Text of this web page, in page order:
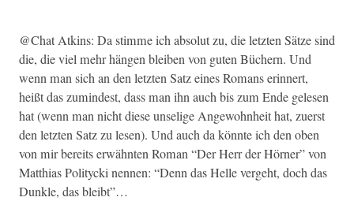
@Chat Atkins: Da stimme ich abso­lut zu, die let­zten Sätze sind
die, die viel mehr hän­gen bleiben von guten Büch­ern. Und
wenn man sich an den let­zten Satz eines Romans erin­nert,
heißt das zumin­d­est, dass man ihn auch bis zum Ende gele­sen
hat (wenn man nicht diese unselige Ange­wohn­heit hat, zuerst
den let­zten Satz zu lesen). Und auch da kön­nte ich den oben
von mir bere­its erwäh­n­ten Roman “Der Herr der Hörn­er” von
Matthias Poli­ty­c­ki nen­nen: “Denn das Helle verge­ht, doch das
Dun­kle, das bleibt”…